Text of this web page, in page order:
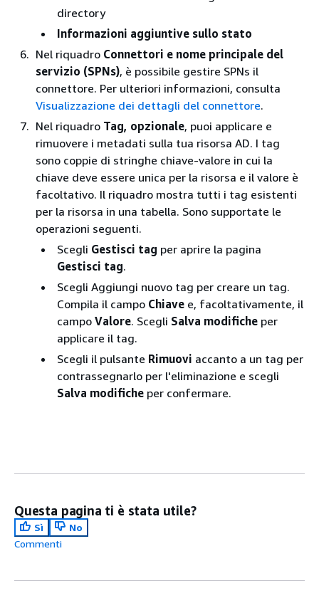
directory
Informazioni aggiuntive sullo stato
Nel riquadro Connettori e nome principale del
servizio (SPNs), è possibile gestire SPNs il
connettore. Per ulteriori informazioni, consulta
Visualizzazione dei dettagli del connettore.
Nel riquadro Tag, opzionale, puoi applicare e
rimuovere i metadati sulla tua risorsa AD. I tag
sono coppie di stringhe chiave-valore in cui la
chiave deve essere unica per la risorsa e il valore è
facoltativo. Il riquadro mostra tutti i tag esistenti
per la risorsa in una tabella. Sono supportate le
operazioni seguenti.
Scegli Gestisci tag per aprire la pagina
Gestisci tag.
Scegli Aggiungi nuovo tag per creare un tag.
Compila il campo Chiave e, facoltativamente, il
campo Valore. Scegli Salva modifiche per
applicare il tag.
Scegli il pulsante Rimuovi accanto a un tag per
contrassegnarlo per l'eliminazione e scegli
Salva modifiche per confermare.
Questa pagina ti è stata utile?
Sì
No
Commenti